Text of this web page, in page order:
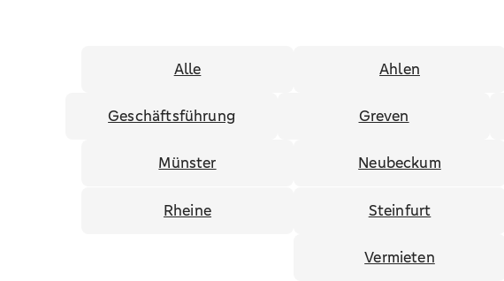
Alle Ahlen
Geschäftsführung Greven
Münster Neubeckum
Rheine Steinfurt
Vermieten